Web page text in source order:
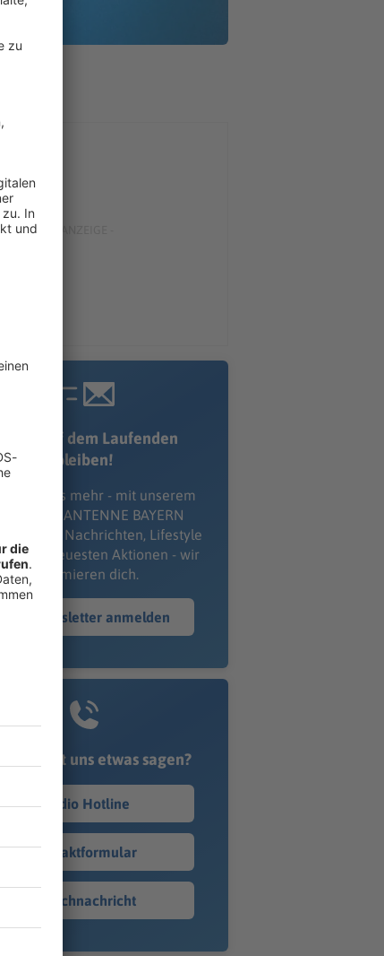
Immer auf dem Laufenden
bleiben!
nichts mehr - mit unserem
ANTENNE BAYERN
Ob Nachrichten, Lifestyle
neuesten Aktionen - wir
informieren dich.
Zum Newsletter anmelden
möchtest uns etwas sagen?
Studio Hotline
Kontaktformular
Sprachnachricht